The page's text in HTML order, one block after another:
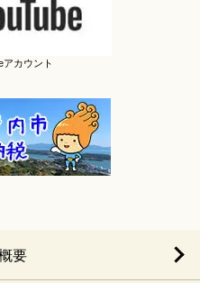
アカウント
要